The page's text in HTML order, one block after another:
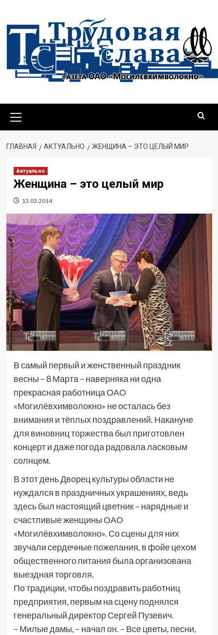
содержимому
меню
ГЛАВНАЯ АКТУАЛЬНО ЖЕНЩИНА – ЭТО ЦЕЛЫЙ МИР
Актуально
Женщина – это целый мир
13.03.2014
В самый первый и женственный праздник
весны – 8 Марта – наверняка ни одна
прекрасная работница ОАО
«Могилёвхимволокно» не осталась без
внимания и тёплых поздравлений. Накануне
для виновниц торжества был приготовлен
концерт и даже погода радовала ласковым
солнцем.
В этот день Дворец культуры области не
нуждался в праздничных украшениях, ведь
здесь был настоящий цветник – нарядные и
счастливые женщины ОАО
«Могилёвхимволокно». Со сцены для них
звучали сердечные пожелания, в фойе цехом
общественного питания была организована
выездная торговля.
По традиции, чтобы поздравить работниц
предприятия, первым на сцену поднялся
генеральный директор Сергей Пузевич.
– Милые дамы, – начал он. – Все цветы, песни,